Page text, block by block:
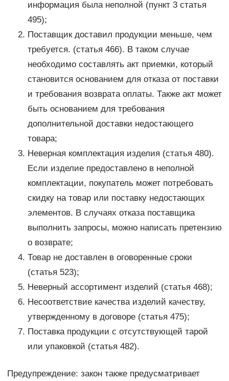
информация была неполной (пункт 3 статья
495);
Поставщик доставил продукции меньше, чем
требуется. (статья 466). В таком случае
необходимо составлять акт приемки, который
становится основанием для отказа от поставки
и требования возврата оплаты. Также акт может
быть основанием для требования
дополнительной доставки недостающего
товара;
Неверная комплектация изделия (статья 480).
Если изделие предоставлено в неполной
комплектации, покупатель может потребовать
скидку на товар или поставку недостающих
элементов. В случаях отказа поставщика
выполнить запросы, можно написать претензию
о возврате;
Товар не доставлен в оговоренные сроки
(статья 523);
Неверный ассортимент изделий (статья 468);
Несоответствие качества изделий качеству,
утвержденному в договоре (статья 475);
Поставка продукции с отсутствующей тарой
или упаковкой (статья 482).
Предупреждение: закон также предусматривает